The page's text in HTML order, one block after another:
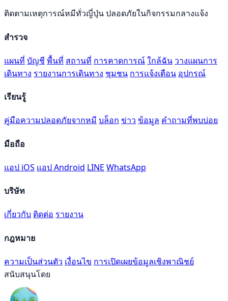
ติดตามเหตุการณ์หมีทั่วญี่ปุ่น ปลอดภัยในกิจกรรมกลางแจ้ง
สำรวจ
แผนที่ บัญชี พื้นที่ สถานที่ การคาดการณ์ใกล้ฉัน วางแผนการ
เดินทาง รายงานการเดินทาง ชุมชน การแจ้งเตือน อุปกรณ์
เรียนรู้
คู่มือความปลอดภัยจากหมี บล็อก ข่าว ข้อมูล คำถามที่พบบ่อย
มือถือ
แอป iOS แอป Android LINE WhatsApp
บริษัท
เกี่ยวกับ ติดต่อ รายงาน
กฎหมาย
ความเป็นส่วนตัว เงื่อนไข การเปิดเผยข้อมูลเชิงพาณิชย์
สนับสนุนโดย